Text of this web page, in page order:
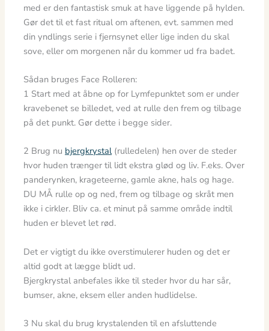
med er den fantastisk smuk at have liggende på hylden.
Gør det til et fast ritual om aftenen, evt. sammen med
din yndlings serie i fjernsynet eller lige inden du skal
sove, eller om morgenen når du kommer ud fra badet.
Sådan bruges Face Rolleren:
1 Start med at åbne op for Lymfepunktet som er under
kravebenet se billedet, ved at rulle den frem og tilbage
på det punkt. Gør dette i begge sider.
2 Brug nu bjergkrystal(rulledelen) hen over de steder
hvor huden trænger til lidt ekstra glød og liv. F.eks. Over
panderynken, krageteerne, gamle akne, hals og hage.
DU MÅ rulle op og ned, frem og tilbage og skråt men
ikke i cirkler. Bliv ca. et minut på samme område indtil
huden er blevet let rød.
Det er vigtigt du ikke overstimulerer huden og det er
altid godt at lægge blidt ud.
Bjergkrystal anbefales ikke til steder hvor du har sår,
bumser, akne, eksem eller anden hudlidelse.
3 Nu skal du brug krystalenden til en afsluttende